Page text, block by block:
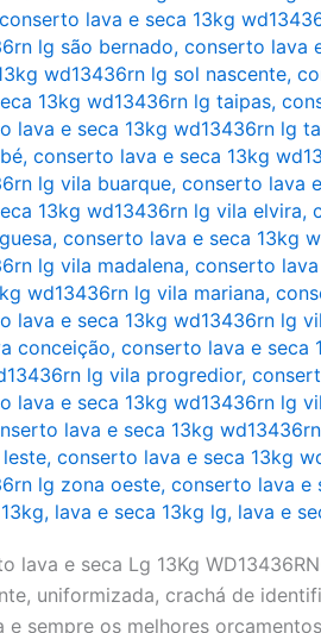
conserto lava e seca 13kg
lg são bernado, conserto lava
wd13436rn lg sol nascente,
13kg wd13436rn lg taipas,
lava e seca 13kg wd13436rn lg
, conserto lava e seca 13kg
lg vila buarque, conserto lava
13kg wd13436rn lg vila elvira,
, conserto lava e seca 13kg
lg vila madalena, conserto
wd13436rn lg vila mariana,
lava e seca 13kg wd13436rn lg
conceição, conserto lava e seca
lg vila progredior,
lava e seca 13kg wd13436rn lg
lava e seca 13kg
, conserto lava e seca 13kg
lg zona oeste, conserto lava e
, lava e seca 13kg lg, lava e
lava e seca Lg 13Kg
uniformizada, crachá de
e sempre os melhores